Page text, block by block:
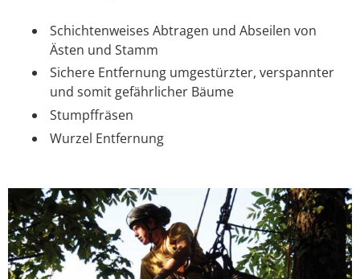
Schichtenweises Abtragen und Abseilen von
Ästen und Stamm
Sichere Entfernung umgestürzter, verspannter
und somit gefährlicher Bäume
Stumpffräsen
Wurzel Entfernung